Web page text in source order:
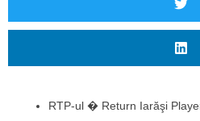
RTP-ul � Return Iarăşi